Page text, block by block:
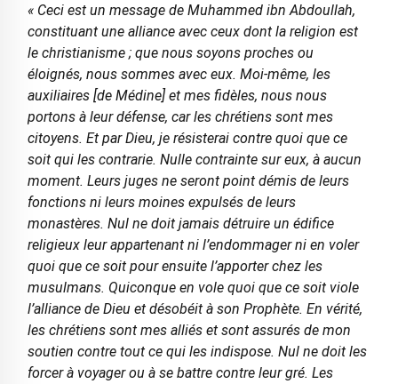
« Ceci est un message de Muhammed ibn Abdoullah,
constituant une alliance avec ceux dont la religion est
le christianisme ; que nous soyons proches ou
éloignés, nous sommes avec eux. Moi-même, les
auxiliaires [de Médine] et mes fidèles, nous nous
portons à leur défense, car les chrétiens sont mes
citoyens. Et par Dieu, je résisterai contre quoi que ce
soit qui les contrarie. Nulle contrainte sur eux, à aucun
moment. Leurs juges ne seront point démis de leurs
fonctions ni leurs moines expulsés de leurs
monastères. Nul ne doit jamais détruire un édifice
religieux leur appartenant ni l’endommager ni en voler
quoi que ce soit pour ensuite l’apporter chez les
musulmans. Quiconque en vole quoi que ce soit viole
l’alliance de Dieu et désobéit à son Prophète. En vérité,
les chrétiens sont mes alliés et sont assurés de mon
soutien contre tout ce qui les indispose. Nul ne doit les
forcer à voyager ou à se battre contre leur gré. Les